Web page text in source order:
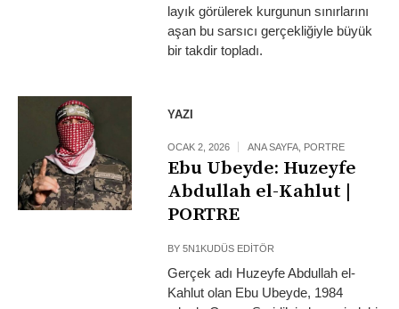
layık görülerek kurgunun sınırlarını
aşan bu sarsıcı gerçekliğiyle büyük
bir takdir topladı.
YAZI
OCAK 2, 2026 ANA SAYFA PORTRE
Ebu Ubeyde: Huzeyfe
Abdullah el-Kahlut |
PORTRE
BY5N1KUDÜS EDITÖR
Gerçek adı Huzeyfe Abdullah el-
Kahlut olan Ebu Ubeyde, 1984